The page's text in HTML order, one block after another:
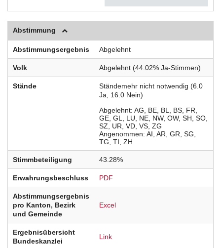
Abstimmung
Abstimmungsergebnis Abgelehnt
Volk Abgelehnt (44.02% Ja-Stimmen)
Stände
Ständemehr nicht notwendig (6.0
Ja, 16.0 Nein)
Abgelehnt AG BE BL BS FR
GE GL LU NE NW OW SH SO
SZ
UR VD VS ZG
Angenommen AI AR GR SG
TG TI ZH
Stimmbeteiligung 43.28%
Erwahrungsbeschluss PDF
Abstimmungsergebnis
pro Kanton, Bezirk
und Gemeinde
Excel
Ergebnisübersicht
Bundeskanzlei
Link